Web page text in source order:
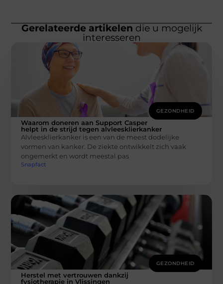
Gerelateerde artikelen die u mogelijk
interesseren
GEZONDHEID
Waarom doneren aan Support Casper
helpt in de strijd tegen alvleesklierkanker
Alvleesklierkanker is een van de meest dodelijke
vormen van kanker. De ziekte ontwikkelt zich vaak
ongemerkt en wordt meestal pas
Snapfact
GEZONDHEID
Herstel met vertrouwen dankzij
fysiotherapie in Vlissingen